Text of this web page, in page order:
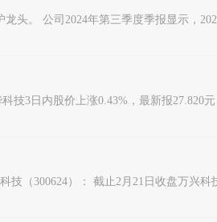
。 公司2024年第三季度季报显示，
3日内股价上涨0.43%，最新报27.820
（300624）： 截止2月21日收盘万兴科